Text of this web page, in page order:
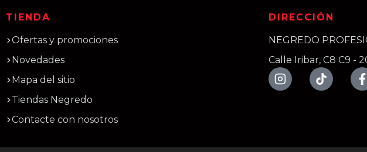
TIENDA
Ofertas y promociones
Novedades
Mapa del sitio
Tiendas Negredo
Contacte con nosotros
DIRECCIÓN
NEGREDO
Calle Iribar, C8 C9 -